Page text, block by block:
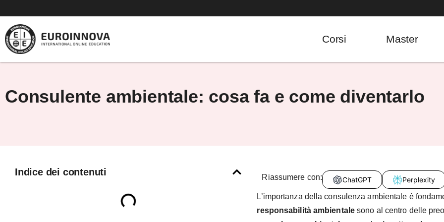
al
contenuto
Corsi Master
Consulente ambientale: cosa fa e come diventarlo
Indice dei contenuti Riassumere con: ChatGPT Perplexity
L’importanza della consulenza ambientale è
responsabilità ambientalesono al centro delle